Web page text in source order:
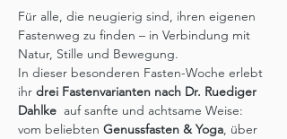
Für alle, die neugierig sind, ihren eigenen
Fastenweg zu finden – in Verbindung mit
Natur, Stille und Bewegung.
In dieser besonderen Fasten-Woche erlebt
ihr drei Fastenvarianten nach Dr. Ruediger
Dahlke auf sanfte und achtsame Weise:
vom beliebten Genussfasten & Yoga, über